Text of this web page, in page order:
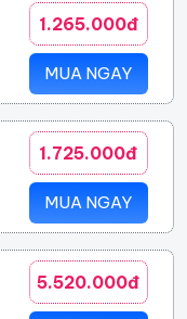
1.265.000đ
MUA NGAY
1.725.000đ
MUA NGAY
5.520.000đ